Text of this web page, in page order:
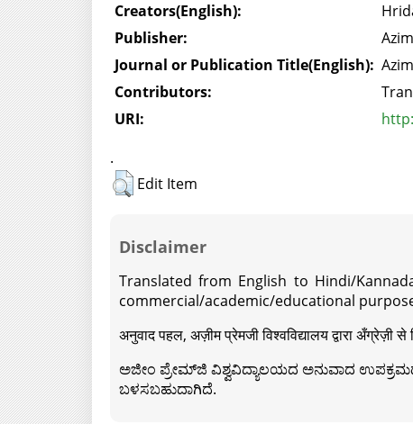
Creators(English):
Publisher:
Journal or Publication Title(English):
Contributors:
URI:
.
Edit Item
Disclaimer
Translated from English to Hindi/
commercial/academic/educational
अनुवाद पहल, अज़ीम प्रेमजी विश्वविद्यालय द्वारा
ಅಜೀಂ ಪ್ರೇಮ್‍ಜಿ ವಿಶ್ವವಿದ್ಯಾಲಯದ ಅನುವಾದ ಉಪಕ್ರಮದ
ಬಳಸಬಹುದಾಗಿದೆ.